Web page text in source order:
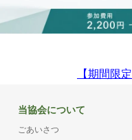
【期間限
当協会について
ごあいさつ